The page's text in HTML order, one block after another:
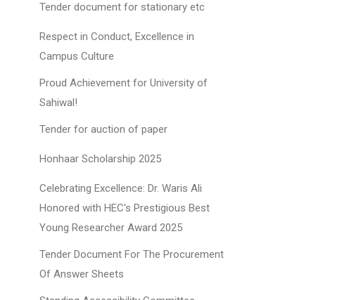
Tender document for stationary etc
Respect in Conduct, Excellence in
Campus Culture
Proud Achievement for University of
Sahiwal!
Tender for auction of paper
Honhaar Scholarship 2025
Celebrating Excellence: Dr. Waris Ali
Honored with HEC's Prestigious Best
Young Researcher Award 2025
Tender Document For The Procurement
Of Answer Sheets